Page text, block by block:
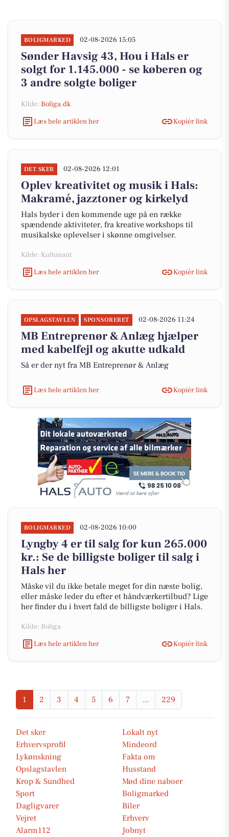
BOLIGMARKED 02-08-2026 15:05
Sønder Havsig 43, Hou i Hals er
solgt for 1.145.000 - se køberen og
3 andre solgte boliger
Kilde: Boliga.dk
Læs hele artiklen her
Kopiér link
DET SKER 02-08-2026 12:01
Oplev kreativitet og musik i Hals:
Makramé, jazztoner og kirkelyd
Hals byder i den kommende uge på en række
spændende aktiviteter, fra kreative workshops til
musikalske oplevelser i skønne omgivelser.
Kilde: Kultunaut
Læs hele artiklen her
Kopiér link
OPSLAGSTAVLEN SPONSORERET 02-08-2026 11:24
MB Entreprenør & Anlæg hjælper
med kabelfejl og akutte udkald
Så er der nyt fra MB Entreprenør & Anlæg
Læs hele artiklen her Kopiér link
BOLIGMARKED 02-08-2026 10:00
Lyngby 4 er til salg for kun 265.000
kr.: Se de billigste boliger til salg i
Hals her
Måske vil du ikke betale meget for din næste bolig,
eller måske leder du efter et håndværkertilbud? Lige
her finder du i hvert fald de billigste boliger i Hals.
Kilde: Boliga
Læs hele artiklen her
Kopiér link
1 2 3 4 5 6 7 ... 229
Det sker
Lokalt nyt
Erhvervsprofil
Mindeord
Lykønskning
Fakta om
Opslagstavlen
Husstand
Krop & Sundhed
Mød dine naboer
Sport
Boligmarked
Dagligvarer
Biler
Vejret
Erhverv
Alarm112
Jobnyt